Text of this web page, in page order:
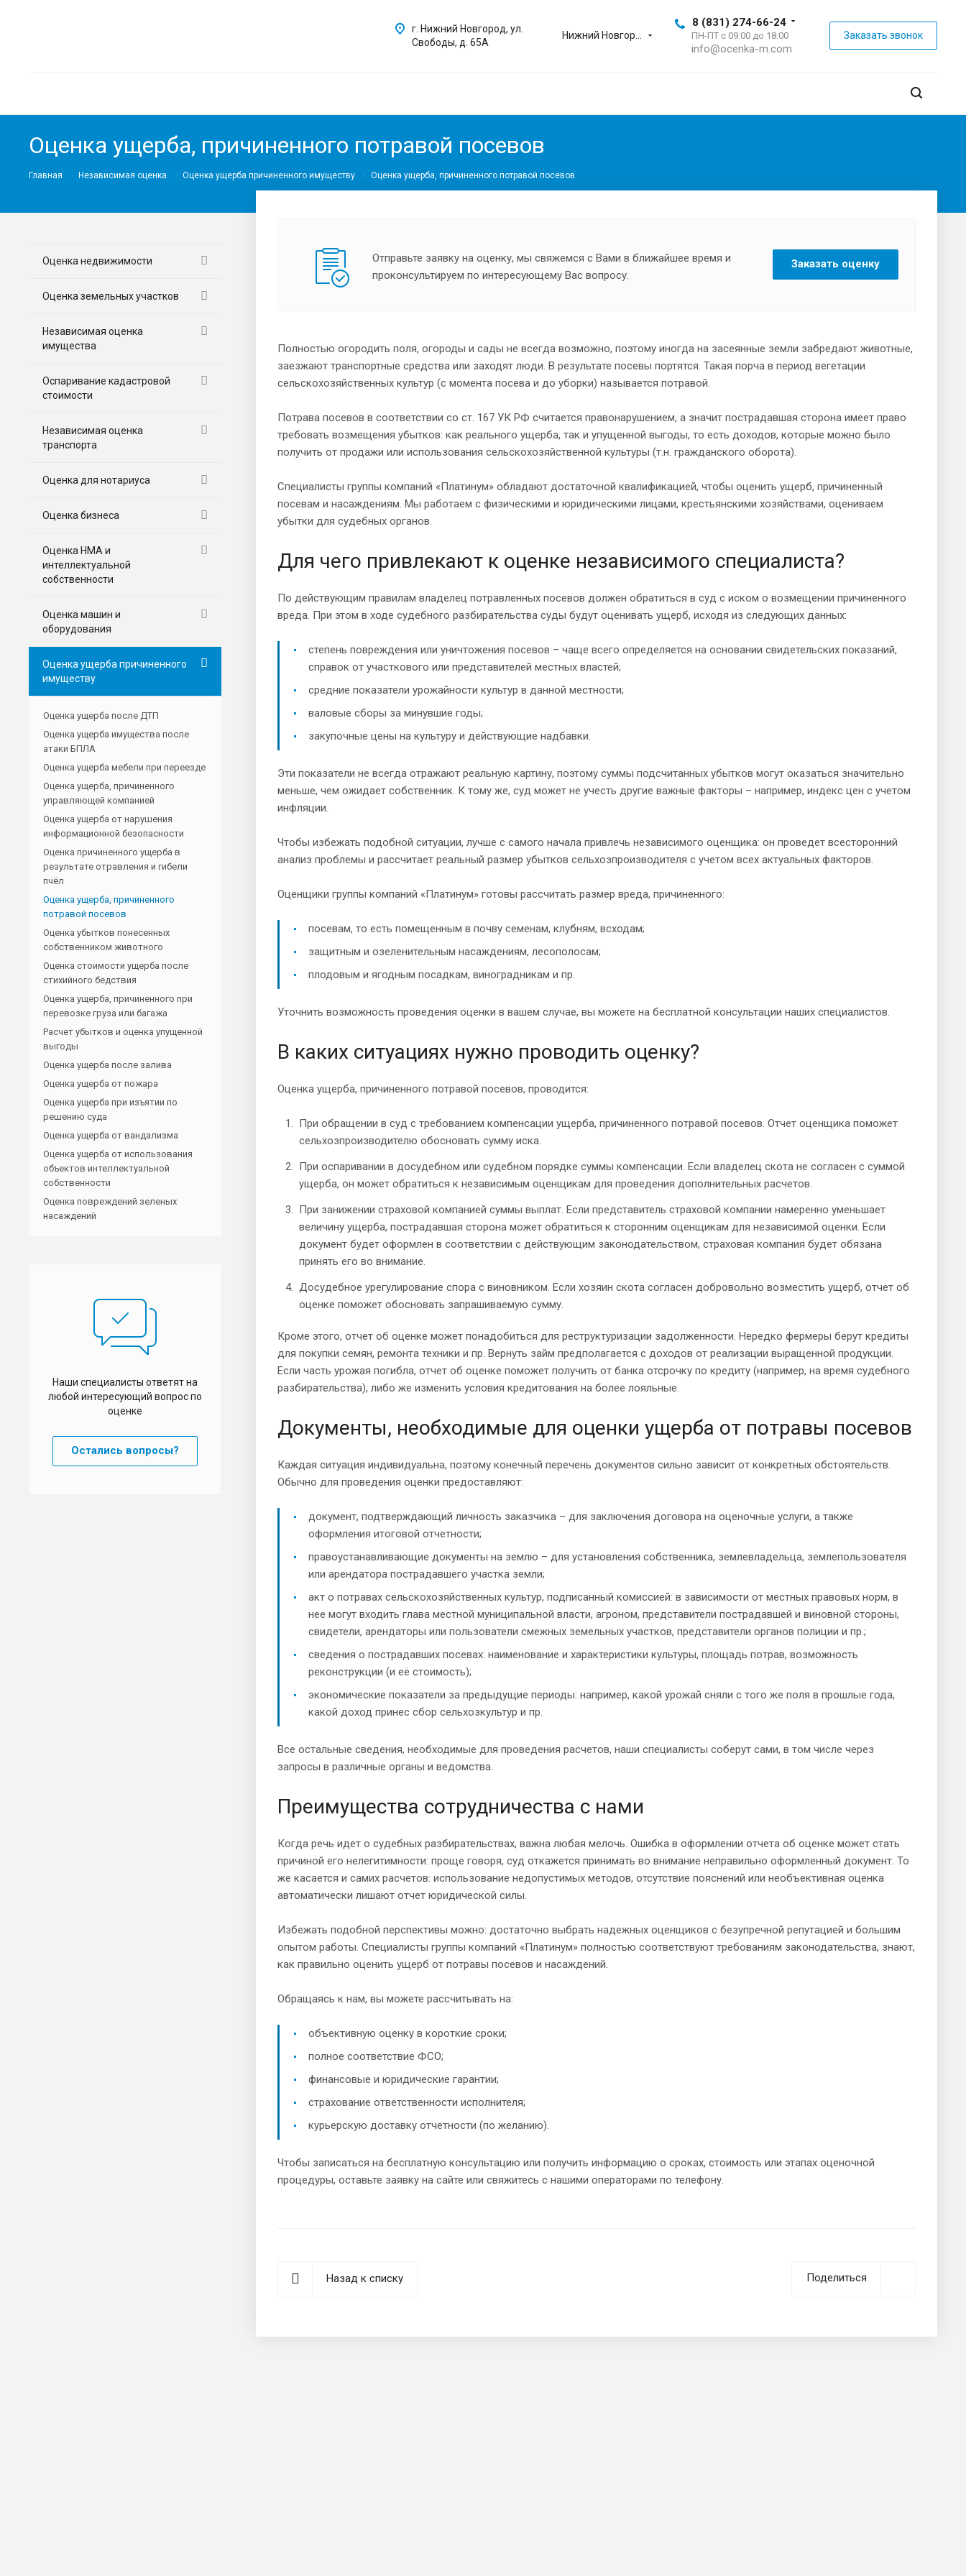
Нижний Новгород
8 (831) 274-66-24
ПН-ПТ с 09:00 до 18:00
info@ocenka-m.com
Заказать звонок
г. Нижний Новгород, ул.
Свободы, д. 65А
Оценка ущерба, причиненного потравой посевов
Главная Независимая оценка Оценка ущерба причиненного имуществу Оценка ущерба, причиненного потравой посевов
Отправьте заявку на оценку, мы свяжемся с Вами в ближайшее время и
проконсультируем по интересующему Вас вопросу.
Заказать оценку
Полностью огородить поля, огороды и сады не всегда возможно, поэтому иногда на засеянные земли забредают животные,
заезжают транспортные средства или заходят люди. В результате посевы портятся. Такая порча в период вегетации
сельскохозяйственных культур (с момента посева и до уборки) называется потравой.
Потрава посевов в соответствии со ст. 167 УК РФ считается правонарушением, а значит пострадавшая сторона имеет право
требовать возмещения убытков: как реального ущерба, так и упущенной выгоды, то есть доходов, которые можно было
получить от продажи или использования сельскохозяйственной культуры (т.н. гражданского оборота).
Специалисты группы компаний «Платинум» обладают достаточной квалификацией, чтобы оценить ущерб, причиненный
посевам и насаждениям. Мы работаем с физическими и юридическими лицами, крестьянскими хозяйствами, оцениваем
убытки для судебных органов.
Для чего привлекают к оценке независимого специалиста?
По действующим правилам владелец потравленных посевов должен обратиться в суд с иском о возмещении причиненного
вреда. При этом в ходе судебного разбирательства суды будут оценивать ущерб, исходя из следующих данных:
степень повреждения или уничтожения посевов – чаще всего определяется на основании свидетельских показаний,
справок от участкового или представителей местных властей;
средние показатели урожайности культур в данной местности;
валовые сборы за минувшие годы;
закупочные цены на культуру и действующие надбавки.
Эти показатели не всегда отражают реальную картину, поэтому суммы подсчитанных убытков могут оказаться значительно
меньше, чем ожидает собственник. К тому же, суд может не учесть другие важные факторы – например, индекс цен с учетом
инфляции.
Чтобы избежать подобной ситуации, лучше с самого начала привлечь независимого оценщика: он проведет всесторонний
анализ проблемы и рассчитает реальный размер убытков сельхозпроизводителя с учетом всех актуальных факторов.
Оценщики группы компаний «Платинум» готовы рассчитать размер вреда, причиненного:
посевам, то есть помещенным в почву семенам, клубням, всходам;
защитным и озеленительным насаждениям, лесополосам;
плодовым и ягодным посадкам, виноградникам и пр.
Уточнить возможность проведения оценки в вашем случае, вы можете на бесплатной консультации наших специалистов.
В каких ситуациях нужно проводить оценку?
Оценка ущерба, причиненного потравой посевов, проводится:
При обращении в суд с требованием компенсации ущерба, причиненного потравой посевов. Отчет оценщика поможет
сельхозпроизводителю обосновать сумму иска.
При оспаривании в досудебном или судебном порядке суммы компенсации. Если владелец скота не согласен с суммой
ущерба, он может обратиться к независимым оценщикам для проведения дополнительных расчетов.
При занижении страховой компанией суммы выплат. Если представитель страховой компании намеренно уменьшает
величину ущерба, пострадавшая сторона может обратиться к сторонним оценщикам для независимой оценки. Если
документ будет оформлен в соответствии с действующим законодательством, страховая компания будет обязана
принять его во внимание.
Досудебное урегулирование спора с виновником. Если хозяин скота согласен добровольно возместить ущерб, отчет об
оценке поможет обосновать запрашиваемую сумму.
Кроме этого, отчет об оценке может понадобиться для реструктуризации задолженности. Нередко фермеры берут кредиты
для покупки семян, ремонта техники и пр. Вернуть займ предполагается с доходов от реализации выращенной продукции.
Если часть урожая погибла, отчет об оценке поможет получить от банка отсрочку по кредиту (например, на время судебного
разбирательства), либо же изменить условия кредитования на более лояльные.
Документы, необходимые для оценки ущерба от потравы посевов
Каждая ситуация индивидуальна, поэтому конечный перечень документов сильно зависит от конкретных обстоятельств.
Обычно для проведения оценки предоставляют:
документ, подтверждающий личность заказчика – для заключения договора на оценочные услуги, а также
оформления итоговой отчетности;
правоустанавливающие документы на землю – для установления собственника, землевладельца, землепользователя
или арендатора пострадавшего участка земли;
акт о потравах сельскохозяйственных культур, подписанный комиссией: в зависимости от местных правовых норм, в
нее могут входить глава местной муниципальной власти, агроном, представители пострадавшей и виновной стороны,
свидетели, арендаторы или пользователи смежных земельных участков, представители органов полиции и пр.;
сведения о пострадавших посевах: наименование и характеристики культуры, площадь потрав, возможность
реконструкции (и её стоимость);
экономические показатели за предыдущие периоды: например, какой урожай сняли с того же поля в прошлые года,
какой доход принес сбор сельхозкультур и пр.
Все остальные сведения, необходимые для проведения расчетов, наши специалисты соберут сами, в том числе через
запросы в различные органы и ведомства.
Преимущества сотрудничества с нами
Когда речь идет о судебных разбирательствах, важна любая мелочь. Ошибка в оформлении отчета об оценке может стать
причиной его нелегитимности: проще говоря, суд откажется принимать во внимание неправильно оформленный документ. То
же касается и самих расчетов: использование недопустимых методов, отсутствие пояснений или необъективная оценка
автоматически лишают отчет юридической силы.
Избежать подобной перспективы можно: достаточно выбрать надежных оценщиков с безупречной репутацией и большим
опытом работы. Специалисты группы компаний «Платинум» полностью соответствуют требованиям законодательства, знают,
как правильно оценить ущерб от потравы посевов и насаждений.
Обращаясь к нам, вы можете рассчитывать на:
объективную оценку в короткие сроки;
полное соответствие ФСО;
финансовые и юридические гарантии;
страхование ответственности исполнителя;
курьерскую доставку отчетности (по желанию).
Чтобы записаться на бесплатную консультацию или получить информацию о сроках, стоимость или этапах оценочной
процедуры, оставьте заявку на сайте или свяжитесь с нашими операторами по телефону.
Поделиться
Назад к списку
Оценка недвижимости
Оценка земельных участков
Независимая оценка
имущества
Оспаривание кадастровой
стоимости
Независимая оценка
транспорта
Оценка для нотариуса
Оценка бизнеса
Оценка НМА и
интеллектуальной
собственности
Оценка машин и
оборудования
Оценка ущерба причиненного
имуществу
Оценка ущерба после ДТП
Оценка ущерба имущества после
атаки БПЛА
Оценка ущерба мебели при переезде
Оценка ущерба, причиненного
управляющей компанией
Оценка ущерба от нарушения
информационной безопасности
Оценка причиненного ущерба в
результате отравления и гибели
пчёл
Оценка ущерба, причиненного
потравой посевов
Оценка убытков понесенных
собственником животного
Оценка стоимости ущерба после
стихийного бедствия
Оценка ущерба, причиненного при
перевозке груза или багажа
Расчет убытков и оценка упущенной
выгоды
Оценка ущерба после залива
Оценка ущерба от пожара
Оценка ущерба при изъятии по
решению суда
Оценка ущерба от вандализма
Оценка ущерба от использования
объектов интеллектуальной
собственности
Оценка повреждений зеленых
насаждений
Наши специалисты ответят на
любой интересующий вопрос по
оценке
Остались вопросы?